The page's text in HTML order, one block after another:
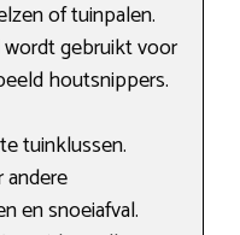
of tuinpalen.
gebruikt voor
houtsnippers.
tuinklussen.
en snoeiafval.